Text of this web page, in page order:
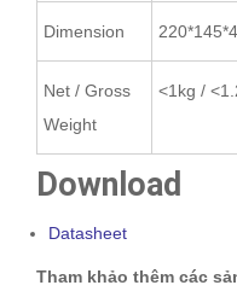
Dimension
Net / Gross
Weight
<1kg /
Download
Datasheet
Tham khảo thêm các